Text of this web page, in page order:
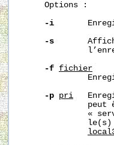
     Options :
-i
-s
-f fichier
-p pri
peut
«